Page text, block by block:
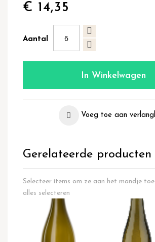
€ 14,35
Aantal
In Winkelwagen
Voeg toe aan
Gerelateerde producten
Selecteer items om ze aan het mandje
alles selecteren